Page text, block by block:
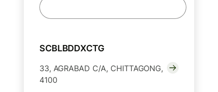
SCBLBDDXCTG
33, AGRABAD C/A, CHITTAGONG,
4100